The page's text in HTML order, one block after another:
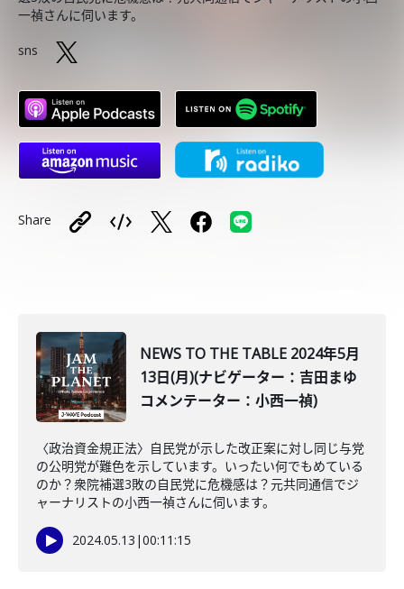
一禎さんに伺います。
sns
Share
NEWS TO THE TABLE 2024年5月
13日(月)(ナビゲーター：吉田まゆ
コメンテーター：小西一禎)
〈政治資金規正法〉自民党が示した改正案に対し同じ与党
の公明党が難色を示しています。いったい何でもめている
のか？衆院補選3敗の自民党に危機感は？元共同通信でジ
ャーナリストの小西一禎さんに伺います。
2024.05.13 |00:11:15